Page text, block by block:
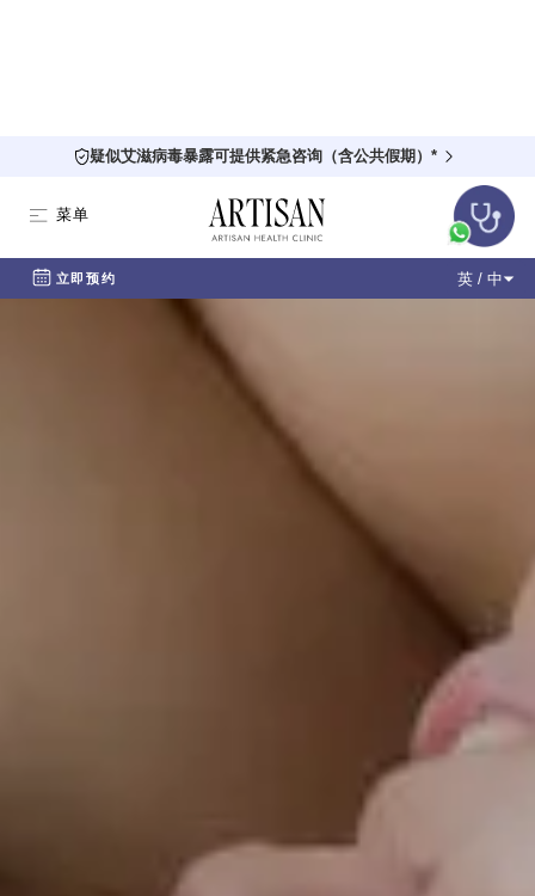
疑似艾滋病毒暴露可提供紧急咨询（含公共假期）*
菜单
立即预约 英 / 中